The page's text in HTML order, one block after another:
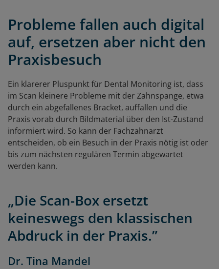
Probleme fallen auch digital
auf, ersetzen aber nicht den
Praxisbesuch
Ein klarerer Pluspunkt für Dental Monitoring ist, dass
im Scan kleinere Probleme mit der Zahnspange, etwa
durch ein abgefallenes Bracket, auffallen und die
Praxis vorab durch Bildmaterial über den Ist-Zustand
informiert wird. So kann der Fachzahnarzt
entscheiden, ob ein Besuch in der Praxis nötig ist oder
bis zum nächsten regulären Termin abgewartet
werden kann.
„Die Scan-Box ersetzt
keineswegs den klassischen
Abdruck in der Praxis.”
Dr. Tina Mandel